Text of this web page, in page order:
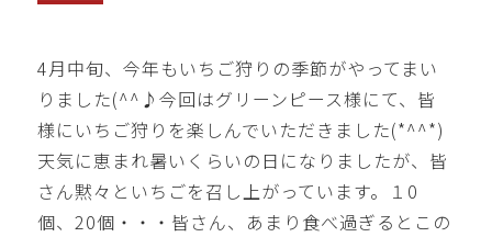
4月中旬、今年もいちご狩りの季節がやってまい
りました(^^♪今回はグリーンピース様にて、皆
様にいちご狩りを楽しんでいただきました(*^^*)
天気に恵まれ暑いくらいの日になりましたが、皆
さん黙々といちごを召し上がっています。１0
個、20個・・・皆さん、あまり食べ過ぎるとこの